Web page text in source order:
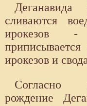
сливаются
ирокезов -
ирокезов и
Согласно
рождение